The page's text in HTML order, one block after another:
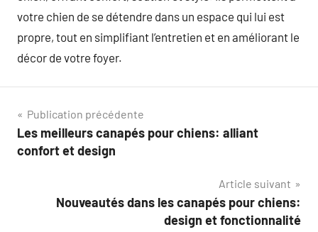
votre chien de se détendre dans un espace qui lui est
propre, tout en simplifiant l’entretien et en améliorant le
décor de votre foyer.
Navigation
de
Publication précédente
Les meilleurs canapés pour chiens: alliant
confort et design
Article suivant
Nouveautés dans les canapés pour chiens:
design et fonctionnalité